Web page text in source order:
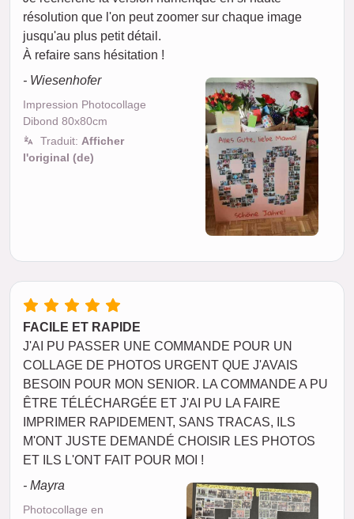
résolution que l'on peut zoomer sur chaque image
jusqu'au plus petit détail.
À refaire sans hésitation !
- Wiesenhofer
Impression Photocollage
Dibond 80x80cm
Traduit: Afficher
l'original (de)
FACILE ET RAPIDE
J'AI PU PASSER UNE COMMANDE POUR UN
COLLAGE DE PHOTOS URGENT QUE J'AVAIS
BESOIN POUR MON SENIOR. LA COMMANDE A PU
ÊTRE TÉLÉCHARGÉE ET J'AI PU LA FAIRE
IMPRIMER RAPIDEMENT, SANS TRACAS, ILS
M'ONT JUSTE DEMANDÉ CHOISIR LES PHOTOS
ET ILS L'ONT FAIT POUR MOI !
- Mayra
Photocollage en